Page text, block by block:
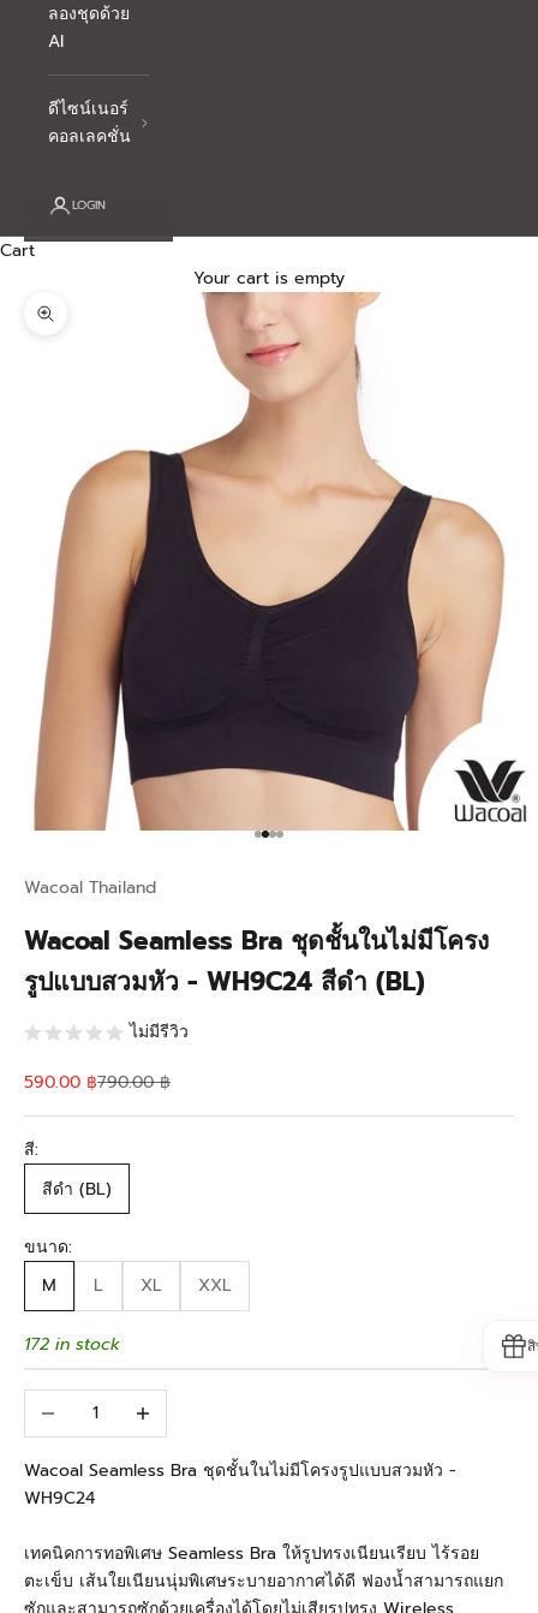
ลองชุดด้วย
AI
ดีไซน์เนอร์
คอลเลคชั่น
LOGIN
Cart
Your cart is empty
Zoom picture
Go to item 1
Go to item 2
Go to item 3
Go to item 4
Wacoal Thailand
Wacoal Seamless Bra ชุดชั้นในไม่มีโครง
รูปแบบสวมหัว - WH9C24 สีดำ (BL)
ไม่มีรีวิว
Sale price
590.00 ฿Regular price
790.00 ฿
สี:
สีดำ (BL)
ขนาด:
M
L XL XXL
172 in stock
Decrease quantityIncrease quantity
Wacoal Seamless Bra ชุดชั้นในไม่มีโครงรูปแบบสวมหัว -
WH9C24
เทคนิคการทอพิเศษ Seamless Bra ให้รูปทรงเนียนเรียบ ไร้รอย
ตะเข็บ เส้นใยเนียนนุ่มพิเศษระบายอากาศได้ดี ฟองน้ำสามารถแยก